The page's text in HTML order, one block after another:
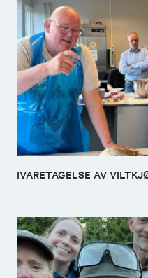
IVARETAGELSE AV